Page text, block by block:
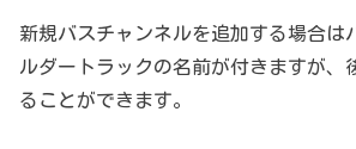
新規バスチャンネルを追加する場合は
ルダートラックの名前が付きますが、
ることができます。